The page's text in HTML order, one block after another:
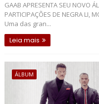
GAAB APRESENTA SEU NOVO
PARTICIPAÇÕES DE NEGRA LI,
Uma das gran...
Leia mais
ÁLBUM